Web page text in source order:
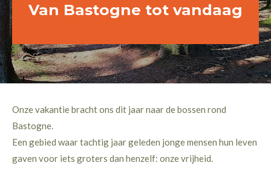
Van Bastogne tot vandaag
Onze vakantie bracht ons dit jaar naar de bossen rond
Bastogne.
Een gebied waar tachtig jaar geleden jonge mensen hun leven
gaven voor iets groters dan henzelf: onze vrijheid.